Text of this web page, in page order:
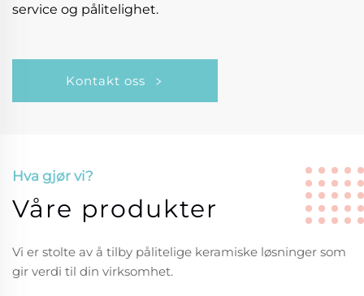
service og pålitelighet.
Kontakt oss
Hva gjør vi?
Våre produkter
Vi er stolte av å tilby pålitelige keramiske løsninger som
gir verdi til din virksomhet.